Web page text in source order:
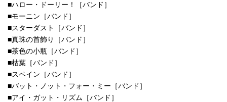
■ハロー・ドーリー！［バンド］
■モーニン［バンド］
■スターダスト［バンド］
■真珠の首飾り［バンド］
■茶色の小瓶［バンド］
■枯葉［バンド］
■スペイン［バンド］
■バット・ノット・フォー・ミー［バンド］
■アイ・ガット・リズム［バンド］